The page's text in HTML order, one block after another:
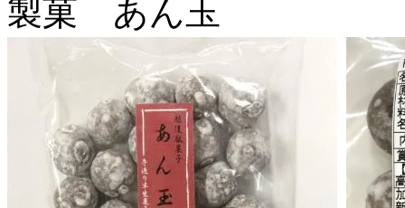
製菓 あん玉